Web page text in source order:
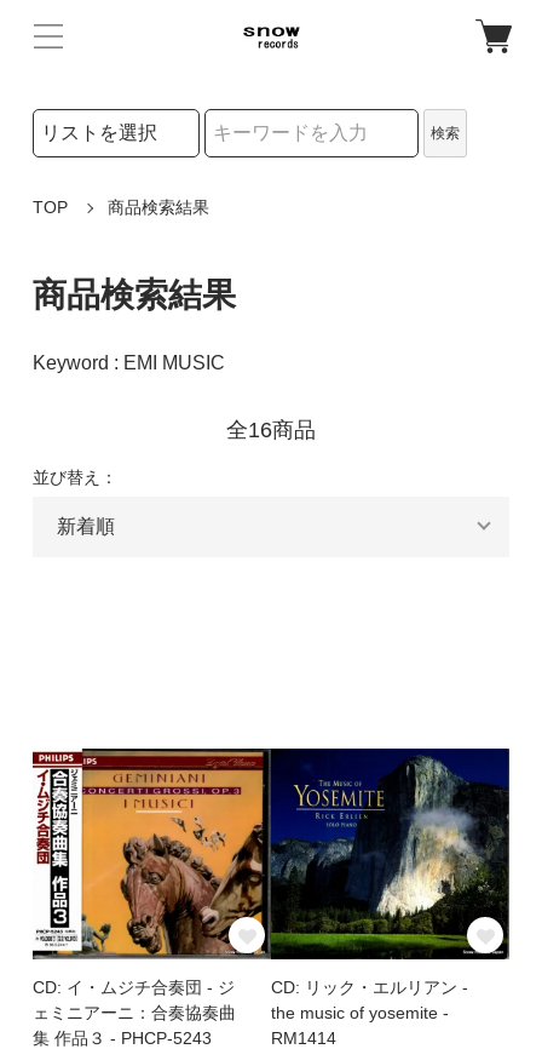
検索リストの選択
検索
TOP 商品検索結果
商品検索結果
Keyword : EMI MUSIC
全16商品
並び替え：
CD: イ・ムジチ合奏団 - ジ
ェミニアーニ：合奏協奏曲
集 作品３ - PHCP-5243
CD: リック・エルリアン -
the music of yosemite -
RM1414